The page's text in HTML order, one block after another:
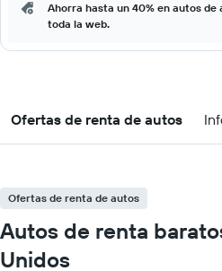
Ahorra hasta un 40% en autos
toda la web.
Ofertas de renta de autos
Ofertas de renta de autos
Autos de renta
Unidos